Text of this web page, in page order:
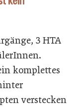
3 HTA
komplettes
verstecken